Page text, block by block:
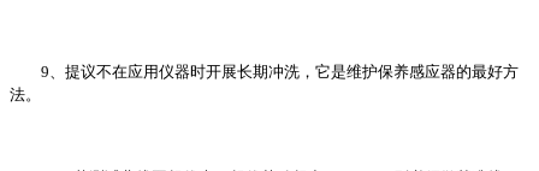
9、提议不在应用仪器时开展长期冲洗，它是维护保养感应器的最好方
法。